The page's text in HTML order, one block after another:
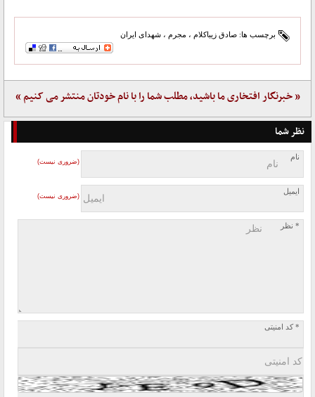
برچسب ها: صادق زیباکلام ، مجرم ، شهدای ایران
« خبرنگار افتخاری ما باشید، مطلب شما را با نام خودتان منتشر می کنیم »
نظر شما
نام
(ضروری نیست)
ایمیل
(ضروری نیست)
* نظر
* کد امنیتی